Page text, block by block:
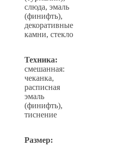
слюда, эмаль
(финифть),
декоративные
камни, стекло
Техника:
смешанная:
чеканка,
расписная
эмаль
(финифть),
тиснение
Размер: